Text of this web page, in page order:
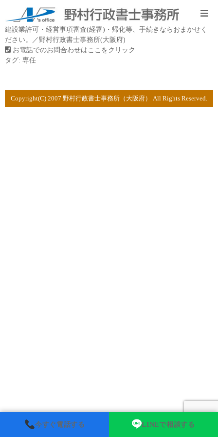
建設業許可・経営事項審査(経審)・帰化等、手続きならおまかせく
ださい。／野村行政書士事務所(大阪府)
お電話でのお問合わせはここをクリック
タグ: 専任
Copyright(C) 2007 野村行政書士事務所（大阪府） All Rights Reserved.
今すぐ電話する LINEで相談する